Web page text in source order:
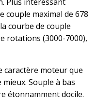
maximal de 678
courbe de couple
rotations (3000-7000),
caractère moteur que
Souple à bas
étonnamment docile.